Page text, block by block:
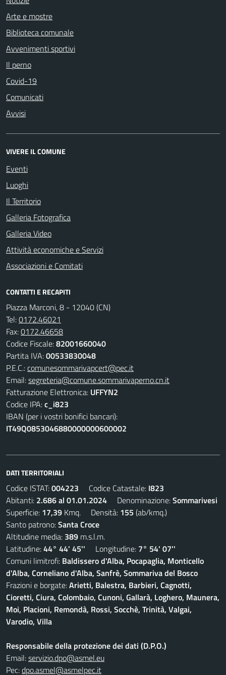
Arte e mostre
Biblioteca comunale
Avvenimenti sportivi
Il perno
Covid-19
Comunicati
Avvisi
VIVERE IL COMUNE
Eventi
Luoghi
Il Territorio
Galleria Fotografica
Galleria Video
Attività economiche e Servizi
Associazioni e Comitati
CONTATTI E RECAPITI
Piazza Marconi, 8 - 12040 (CN)
Tel:0172.46021
Fax:0172.46658
Codice Fiscale:82001660040
Partita IVA:00533830048
P.E.C.:comunesommarivapcert@pec.it
Email:segreteria@comune.sommarivaperno.cn.it
Fatturazione Elettronica: UFFYN2
Codice IPA:c_i823
IBAN (per i vostri bonifici bancari):
IT49Q0853046880000000600002
DATI TERRITORIALI
Codice ISTAT:004223 Codice Catastale: I823
Abitanti: 2.686 al 01.01.2024 Denominazione:Sommarivesi
Superficie: 17,39 Kmq. Densità: 155 (ab/kmq.)
Santo patrono:Santa Croce
Altitudine media: 389 m.s.l.m.
Latitudine:44° 44' 45'' Longitudine: 7° 54' 07''
Comuni limitrofi: Baldissero d'Alba, Pocapaglia, Monticello
d'Alba, Corneliano d'Alba, Sanfrè, Sommariva del Bosco
Frazioni e borgate:Arietti, Balestra, Barbieri, Cagnotti,
Cioretti, Ciura, Colombaio, Cunoni, Gallarà, Loghero, Maunera,
Moi, Placioni, Remondà, Rossi, Socchè, Trinità, Valgai,
Varodio, Villa
Responsabile della protezione dei dati (D.P.O.)
Email:servizio.dpo@asmel.eu
Pec:dpo.asmel@asmelpec.it